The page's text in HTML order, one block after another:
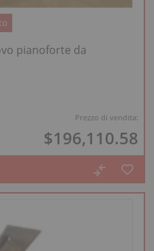
Prezzo di vendita:
$196,110.58
pianoforte da